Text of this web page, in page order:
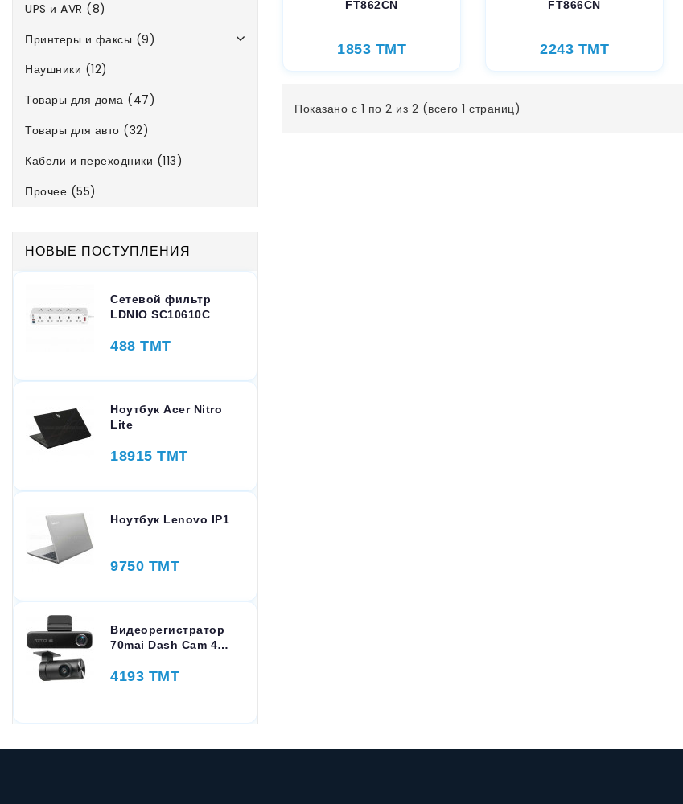
UPS и AVR (8)
Принтеры и факсы (9)
Наушники (12)
Товары для дома (47)
Товары для авто (32)
Кабели и переходники (113)
Прочее (55)
НОВЫЕ ПОСТУПЛЕНИЯ
Сетевой фильтр
LDNIO SC10610C
488 TMT
Ноутбук Acer Nitro
Lite
18915 TMT
Ноутбук Lenovo IP1
9750 TMT
Видеорегистратор
70mai Dash Cam 4K
4193 TMT
FT862CN
1853 TMT
FT866CN
2243 TMT
Показано с 1 по 2 из 2 (всего 1 страниц)